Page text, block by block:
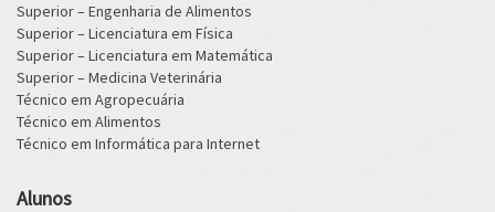
Superior – Engenharia de Alimentos
Superior – Licenciatura em Física
Superior – Licenciatura em Matemática
Superior – Medicina Veterinária
Técnico em Agropecuária
Técnico em Alimentos
Técnico em Informática para Internet
Alunos